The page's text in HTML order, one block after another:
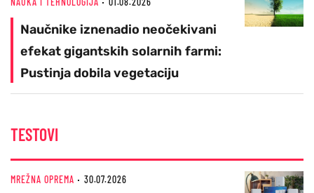
Naučnike iznenadio neočekivani
efekat gigantskih solarnih farmi:
Pustinja dobila vegetaciju
TESTOVI
MREŽNA OPREMA 30.07.2026